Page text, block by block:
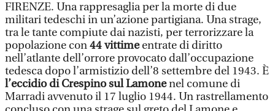
FIRENZE. Una rappresaglia per la morte di due
militari tedeschi in un’azione partigiana. Una strage,
tra le tante compiute dai nazisti, per terrorizzare la
popolazione con44 vittimeentrate di diritto
nell’atlante dell’orrore provocato dall’occupazione
tedesca dopo l’armistizio dell’8 settembre del 1943. È
l’eccidio di Crespino sul Lamonenel comune di
Marradi avvenuto il 17 luglio 1944. Un rastrellamento